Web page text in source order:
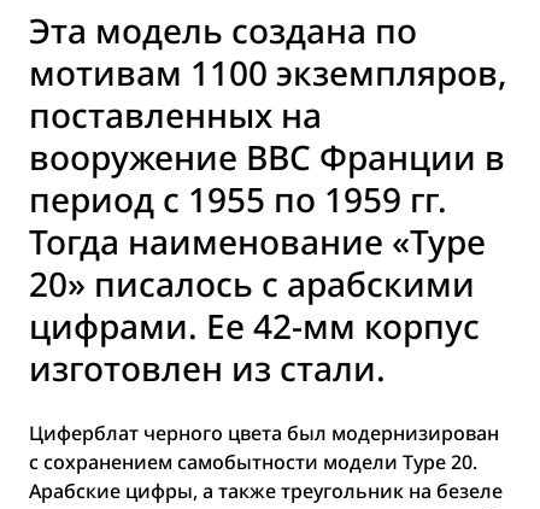
Эта модель создана по
мотивам 1100 экземпляров,
поставленных на
вооружение ВВС Франции в
период с 1955 по 1959 гг.
Тогда наименование «Type
20» писалось с арабскими
цифрами. Ее 42-мм корпус
изготовлен из стали.
Циферблат черного цвета был модернизирован
с сохранением самобытности модели Type 20.
Арабские цифры, а также треугольник на безеле